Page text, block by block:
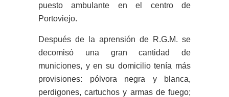
puesto ambulante en el centro de
Portoviejo.
Después de la aprensión de R.G.M. se
decomisó una gran cantidad de
municiones, y en su domicilio tenía más
provisiones: pólvora negra y blanca,
perdigones, cartuchos y armas de fuego;